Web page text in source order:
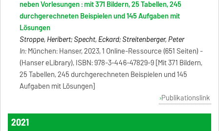
neben Vorlesungen : mit 371 Bildern, 25 Tabellen, 245
durchgerechneten Beispielen und 145 Aufgaben mit
Lösungen
Stroppe, Heribert; Specht, Eckard; Streitenberger, Peter
In:München: Hanser, 2023, 1 Online-Ressource (651 Seiten) -
(Hanser eLibrary), ISBN: 978-3-446-47829-9 [Mit 371 Bildern,
25 Tabellen, 245 durchgerechneten Beispielen und 145
Aufgaben mit Lösungen]
Publikationslink
2021